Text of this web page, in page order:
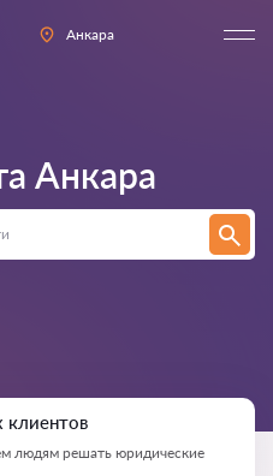
Анкара
Анкара
клиентов
людям решать юридические